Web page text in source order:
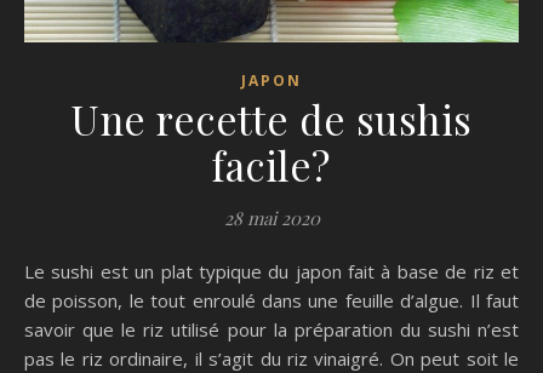
JAPON
Une recette de sushis
facile?
28 mai 2020
Le sushi est un plat typique du japon fait à base de riz et
de poisson, le tout enroulé dans une feuille d’algue. Il faut
savoir que le riz utilisé pour la préparation du sushi n’est
pas le riz ordinaire, il s’agit du riz vinaigré. On peut soit le